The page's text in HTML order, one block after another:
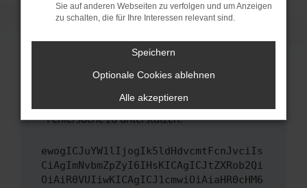
führen, dass bestimmte Funktionen nicht mehr
unterstützt werden.
Wende dich an den Webseitenbetreiber.
Wenn du alle oben genannten Schritte versucht
hast, kontaktiere uns bitte. Wir werden
uns diesen Text schicken, um uns bei der
Fehlersuche zu unterstützen:
ewogICJuYW1lIjogIk5ldHdvcmtFcnJvciIs
CiAgImNvbmZpZyI6IHsKICAgICJtZXRob2Qi
OiAiR0VUIiwKICAgICJ1cmwiOiAiaHR0cHM6
Sie auf anderen Webseiten zu verfolgen und um Anzeigen
zu schalten, die für Ihre Interessen relevant sind.
Speichern
Optionale Cookies ablehnen
Alle akzeptieren